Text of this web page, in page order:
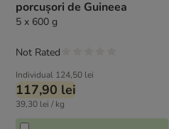
porcușori de Guineea
5 x 600 g
Individual 124,50 lei
117,90 lei
39,30 lei / kg
Not Rated